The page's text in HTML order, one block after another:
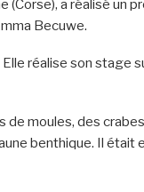
a réalisé un
Becuwe.
réalise son stage
de moules, des
benthique. Il était